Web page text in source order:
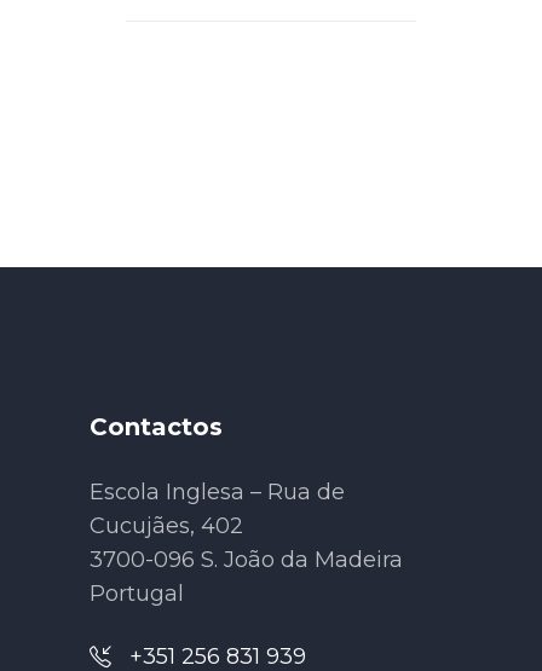
Contactos
Escola Inglesa – Rua de
Cucujães, 402
3700-096 S. João da Madeira
Portugal
+351 256 831 939